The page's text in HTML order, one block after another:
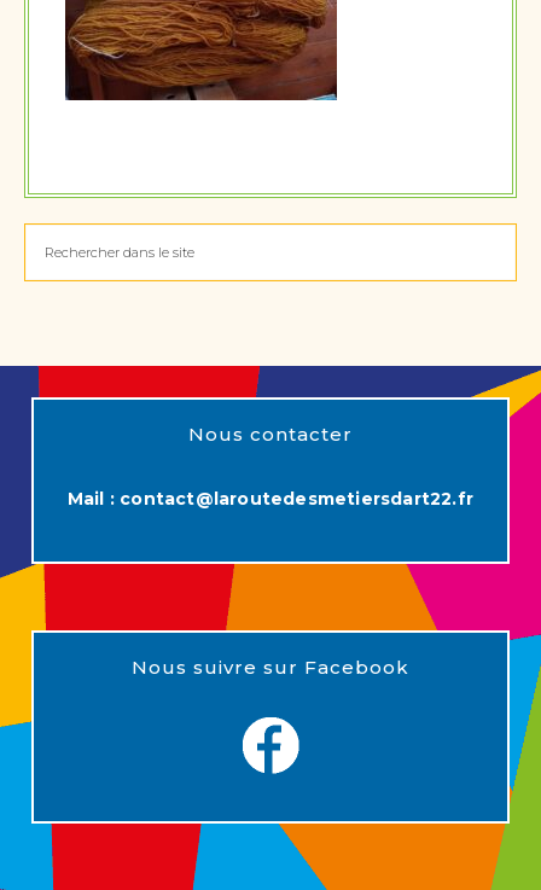
Nous contacter
Mail : contact@laroutedesmetiersdart22.fr
Nous suivre sur Facebook